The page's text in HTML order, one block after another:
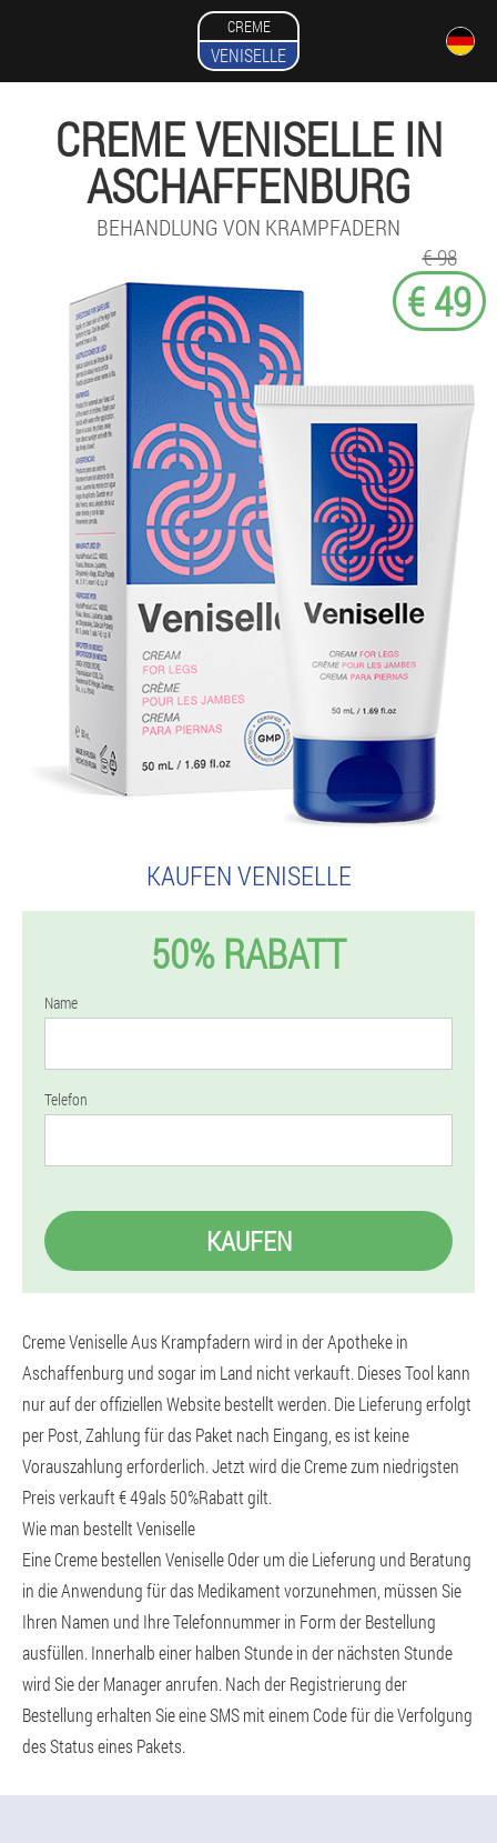
CREME
VENISELLE
CREME VENISELLE IN
ASCHAFFENBURG
BEHANDLUNG VON KRAMPFADERN
€ 98
€ 49
KAUFEN VENISELLE
50% RABATT
Name
Telefon
KAUFEN
Creme Veniselle Aus Krampfadern wird in der Apotheke in
Aschaffenburg und sogar im Land nicht verkauft. Dieses Tool kann
nur auf der offiziellen Website bestellt werden. Die Lieferung erfolgt
per Post, Zahlung für das Paket nach Eingang, es ist keine
Vorauszahlung erforderlich. Jetzt wird die Creme zum niedrigsten
Preis verkauft € 49als 50%Rabatt gilt.
Wie man bestellt Veniselle
Eine Creme bestellen Veniselle Oder um die Lieferung und Beratung
in die Anwendung für das Medikament vorzunehmen, müssen Sie
Ihren Namen und Ihre Telefonnummer in Form der Bestellung
ausfüllen. Innerhalb einer halben Stunde in der nächsten Stunde
wird Sie der Manager anrufen. Nach der Registrierung der
Bestellung erhalten Sie eine SMS mit einem Code für die Verfolgung
des Status eines Pakets.